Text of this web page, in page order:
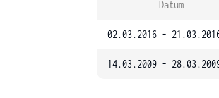
Datum
02.03.2016 -
14.03.2009 -